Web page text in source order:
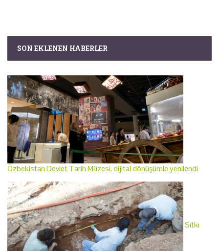
SON EKLENEN HABERLER
Özbekistan Devlet Tarih Müzesi, dijital dönüşümle yenilendi
Sıtkı